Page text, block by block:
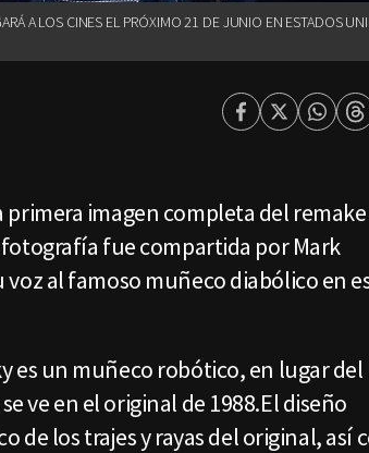
A LOS CINES EL PRÓXIMO 21 DE JUNIO EN ESTADOS
Facebook
Twitter
primera imagen completa del
fotografía fue compartida por Mark
al famoso muñeco diabólico en
es un muñeco robótico, en lugar del
ve en el original de 1988.El diseño
de los trajes y rayas del original, así